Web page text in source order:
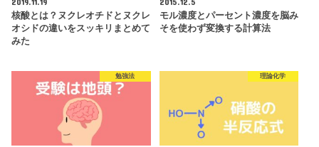
核酸とは？ヌクレオチドとヌクレ
オシドの違いをスッキリまとめて
みた
モル濃度とパーセント濃度を脳み
そを使わず変換する計算法
勉強法 理論化学